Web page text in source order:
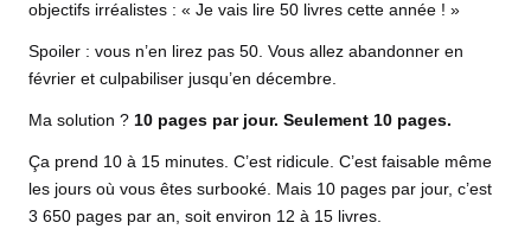
objectifs irréalistes : « Je vais lire 50 livres cette année ! »
Spoiler : vous n’en lirez pas 50. Vous allez abandonner en
février et culpabiliser jusqu’en décembre.
Ma solution ? 10 pages par jour. Seulement 10 pages.
Ça prend 10 à 15 minutes. C’est ridicule. C’est faisable même
les jours où vous êtes surbooké. Mais 10 pages par jour, c’est
3 650 pages par an, soit environ 12 à 15 livres.